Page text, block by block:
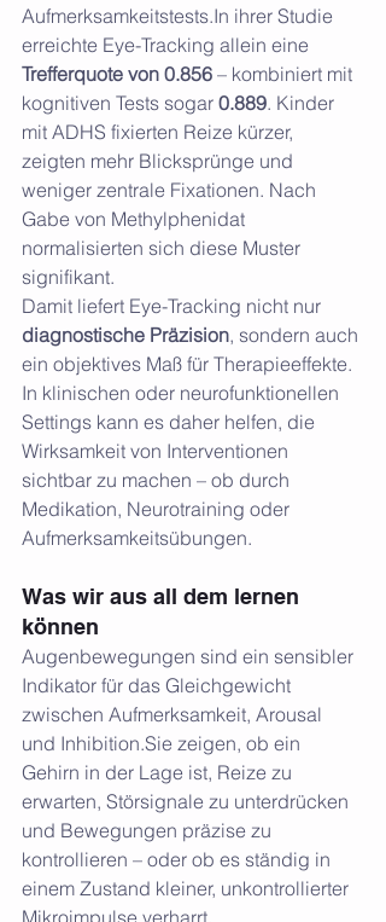
Aufmerksamkeitstests.In ihrer Studie
erreichte Eye-Tracking allein eine
Trefferquote von 0.856 – kombiniert mit
kognitiven Tests sogar 0.889. Kinder
mit ADHS fixierten Reize kürzer,
zeigten mehr Blicksprünge und
weniger zentrale Fixationen. Nach
Gabe von Methylphenidat
normalisierten sich diese Muster
signifikant.
Damit liefert Eye-Tracking nicht nur
diagnostische Präzision, sondern auch
ein objektives Maß für Therapieeffekte.
In klinischen oder neurofunktionellen
Settings kann es daher helfen, die
Wirksamkeit von Interventionen
sichtbar zu machen – ob durch
Medikation, Neurotraining oder
Aufmerksamkeitsübungen.
Was wir aus all dem lernen
können
Augenbewegungen sind ein sensibler
Indikator für das Gleichgewicht
zwischen Aufmerksamkeit, Arousal
und Inhibition.Sie zeigen, ob ein
Gehirn in der Lage ist, Reize zu
erwarten, Störsignale zu unterdrücken
und Bewegungen präzise zu
kontrollieren – oder ob es ständig in
einem Zustand kleiner, unkontrollierter
Mikroimpulse verharrt.